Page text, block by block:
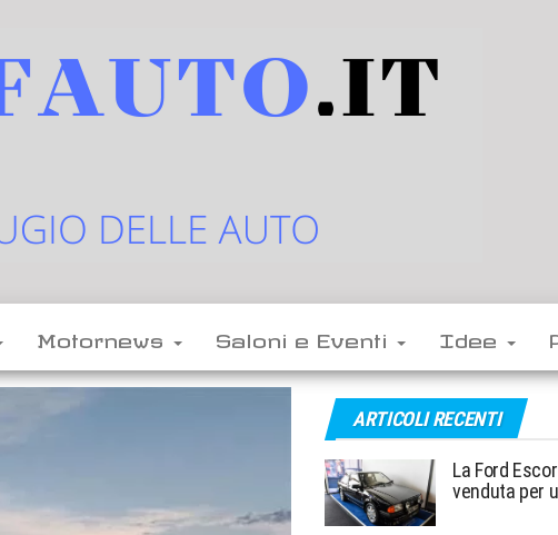
auto
Motornews Saloni e Eventi Idee
ARTICOLI RECENTI
La Ford
venduta per